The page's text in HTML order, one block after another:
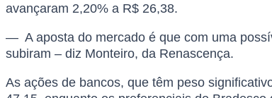
avançaram 2,20% a R$ 26,38.
— A aposta do mercado é que com uma
subiram – diz Monteiro, da Renascença.
As ações de bancos, que têm peso